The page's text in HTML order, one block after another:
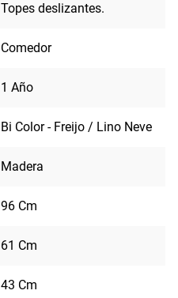
Topes deslizantes.
Comedor
1 Año
Bi Color - Freijo / Lino Neve
Madera
96 Cm
61 Cm
43 Cm